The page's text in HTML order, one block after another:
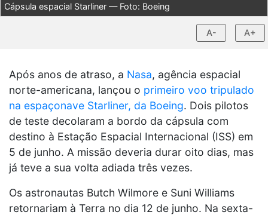
Cápsula espacial Starliner — Foto: Boeing
A- A+
Após anos de atraso, a Nasa, agência espacial
norte-americana, lançou o primeiro voo tripulado
na espaçonave Starliner, da Boeing. Dois pilotos
de teste decolaram a bordo da cápsula com
destino à Estação Espacial Internacional (ISS) em
5 de junho. A missão deveria durar oito dias, mas
já teve a sua volta adiada três vezes.
Os astronautas Butch Wilmore e Suni Williams
retornariam à Terra no dia 12 de junho. Na sexta-